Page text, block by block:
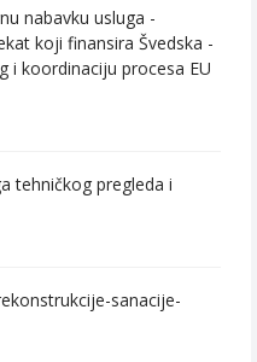
nabavku usluga -
koji finansira Švedska -
i koordinaciju procesa EU
tehničkog pregleda i
sanacije-